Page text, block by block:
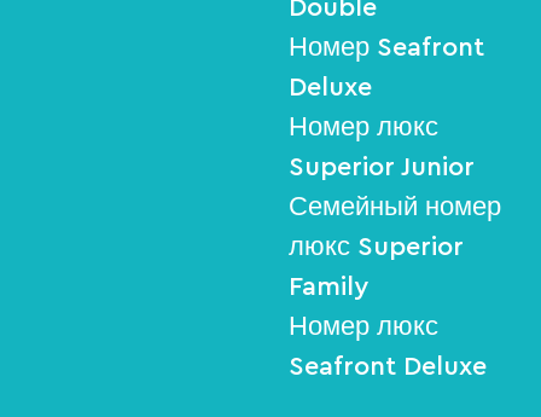
Double
Номер Seafront
Deluxe
Номер люкс
Superior Junior
Семейный номер
люкс Superior
Family
Номер люкс
Seafront Deluxe